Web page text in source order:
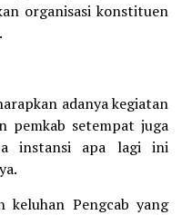
organisasi konstituen
adanya kegiatan
pemkab setempat juga
instansi apa lagi ini
keluhan Pengcab yang